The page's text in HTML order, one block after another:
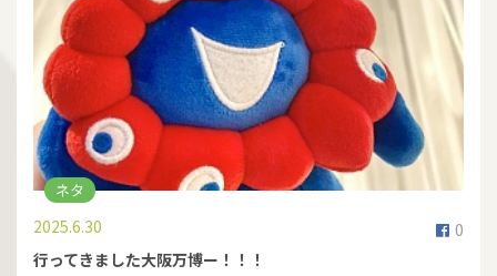
ネタ
0
2025.6.30
行ってきました大阪万博ー！！！